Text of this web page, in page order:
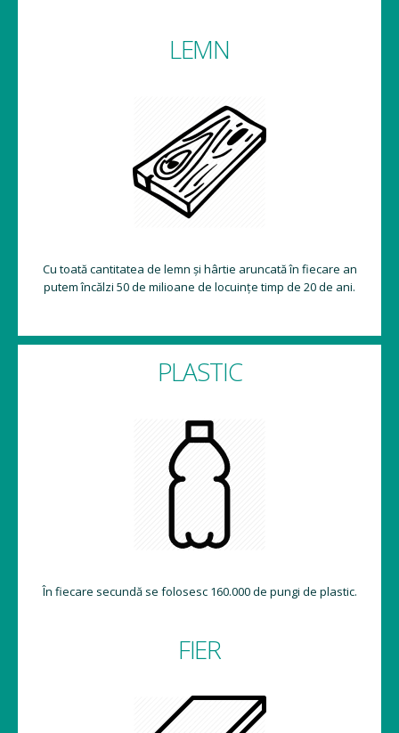
LEMN
Cu toată cantitatea de lemn și hârtie aruncată în fiecare an
putem încălzi 50 de milioane de locuințe timp de 20 de ani.
PLASTIC
În fiecare secundă se folosesc 160.000 de pungi de plastic.
FIER